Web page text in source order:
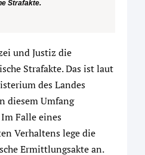
Strafakte.
und Justiz die
Strafakte. Das ist laut
des Landes
diesem Umfang
Falle eines
Verhaltens lege die
Ermittlungsakte an.